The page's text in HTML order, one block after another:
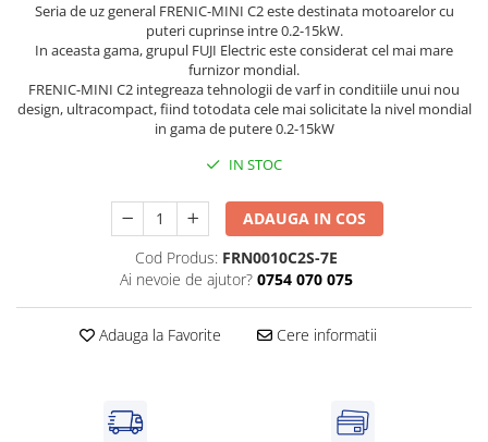
Cleme 10mm
Cleme 2.5mm
Cleme 6mm
Intrerupator general
Seria de uz general FRENIC-MINI C2 este destinata motoarelor cu
puteri cuprinse intre 0.2-15kW.
In aceasta gama, grupul FUJI Electric este considerat cel mai mare
furnizor mondial.
FRENIC-MINI C2 integreaza tehnologii de varf in conditiile unui nou
design, ultracompact, fiind totodata cele mai solicitate la nivel mondial
in gama de putere 0.2-15kW
IN STOC
ADAUGA IN COS
Cod Produs: FRN0010C2S-7E
Ai nevoie de ajutor? 0754 070 075
Adauga la Favorite Cere informatii